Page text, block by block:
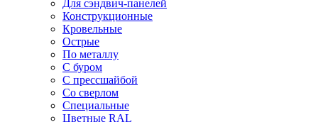
Для сэндвич-панелей
Конструкционные
Кровельные
Острые
По металлу
С буром
С прессшайбой
Со сверлом
Специальные
Цветные RAL